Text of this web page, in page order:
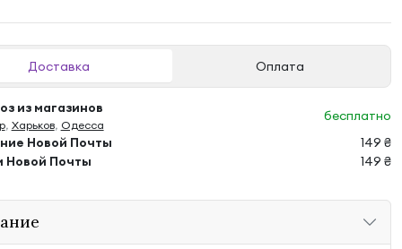
Доставка Оплата
из магазинов
, Харьков, Одесса
бесплатно
Новой Почты
149 ₴
Новой Почты
149 ₴